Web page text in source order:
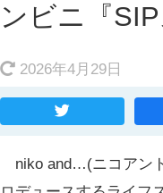
ンビニ『
2026年4月29日
niko and…(ニコアン